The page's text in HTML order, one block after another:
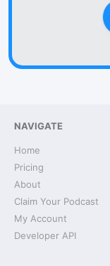
NAVIGATE
Home
Pricing
About
Claim Your Podcast
My Account
Developer API